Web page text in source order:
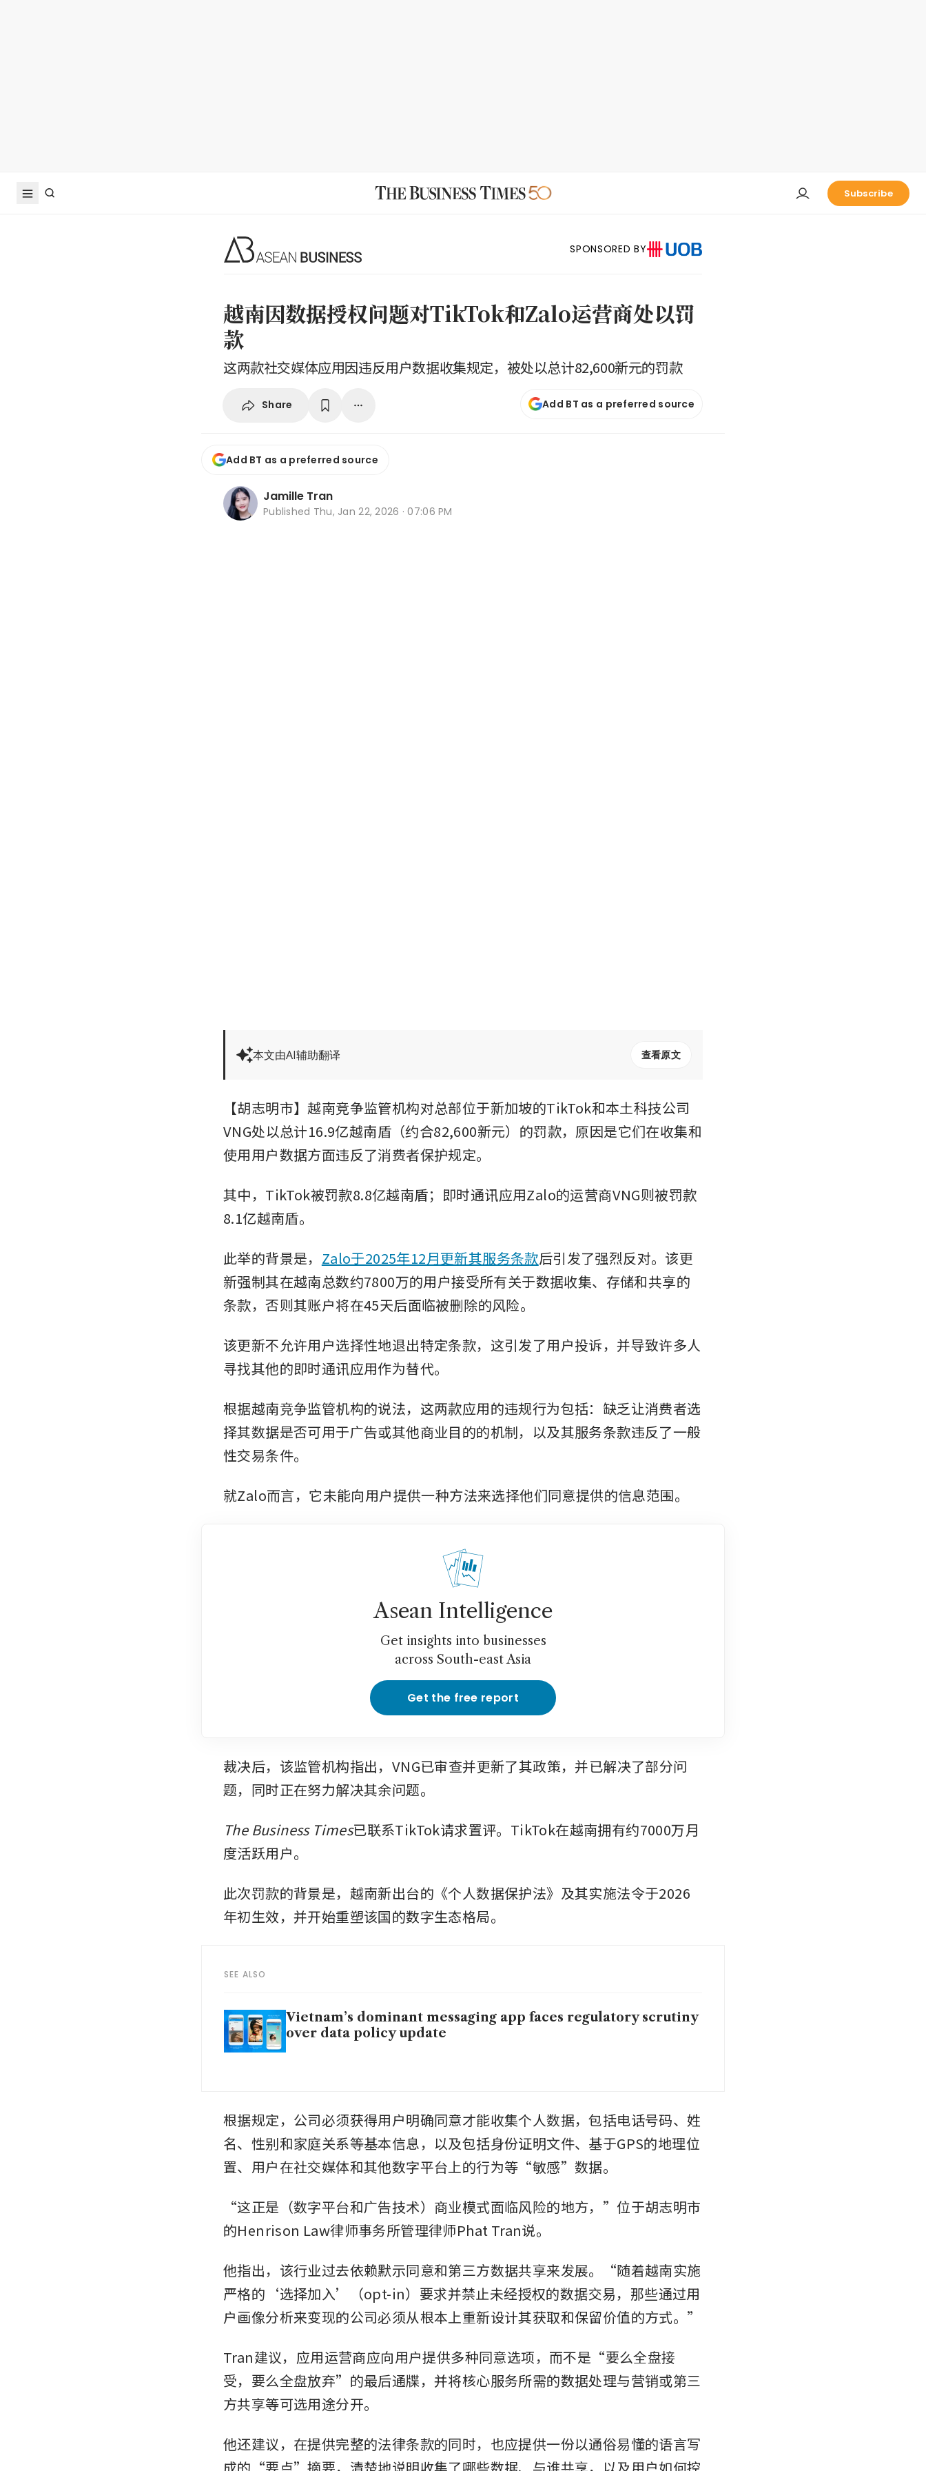
Subscribe
SPONSORED BY
越南因数据授权问题对TikTok和Zalo运营商处以罚
款
这两款社交媒体应用因违反用户数据收集规定，被处以总计82,600新元的罚款
Share Add BT as a preferred source
Add BT as a preferred source
Jamille Tran
Published Thu, Jan 22, 2026 · 07:06 PM
本文由AI辅助翻译 查看原文
【胡志明市】越南竞争监管机构对总部位于新加坡的TikTok和本土科技公司
VNG处以总计16.9亿越南盾（约合82,600新元）的罚款，原因是它们在收集和
使用用户数据方面违反了消费者保护规定。
其中，TikTok被罚款8.8亿越南盾；即时通讯应用Zalo的运营商VNG则被罚款
8.1亿越南盾。
此举的背景是， Zalo于2025年12月更新其服务条款后引发了强烈反对。该更
新强制其在越南总数约7800万的用户接受所有关于数据收集、存储和共享的
条款，否则其账户将在45天后面临被删除的风险。
该更新不允许用户选择性地退出特定条款，这引发了用户投诉，并导致许多人
寻找其他的即时通讯应用作为替代。
根据越南竞争监管机构的说法，这两款应用的违规行为包括：缺乏让消费者选
择其数据是否可用于广告或其他商业目的的机制，以及其服务条款违反了一般
性交易条件。
就Zalo而言，它未能向用户提供一种方法来选择他们同意提供的信息范围。
Asean Intelligence
Get insights into businesses
across South-east Asia
Get the free report
裁决后，该监管机构指出，VNG已审查并更新了其政策，并已解决了部分问
题，同时正在努力解决其余问题。
The Business Times已联系TikTok请求置评。TikTok在越南拥有约7000万月
度活跃用户。
此次罚款的背景是，越南新出台的《个人数据保护法》及其实施法令于2026
年初生效，并开始重塑该国的数字生态格局。
SEE ALSO
Vietnam’s dominant messaging app faces regulatory scrutiny
over data policy update
根据规定，公司必须获得用户明确同意才能收集个人数据，包括电话号码、姓
名、性别和家庭关系等基本信息，以及包括身份证明文件、基于GPS的地理位
置、用户在社交媒体和其他数字平台上的行为等“敏感”数据。
“这正是（数字平台和广告技术）商业模式面临风险的地方，”位于胡志明市
的Henrison Law律师事务所管理律师Phat Tran说。
他指出，该行业过去依赖默示同意和第三方数据共享来发展。“随着越南实施
严格的‘选择加入’（opt-in）要求并禁止未经授权的数据交易，那些通过用
户画像分析来变现的公司必须从根本上重新设计其获取和保留价值的方式。”
Tran建议，应用运营商应向用户提供多种同意选项，而不是“要么全盘接
受，要么全盘放弃”的最后通牒，并将核心服务所需的数据处理与营销或第三
方共享等可选用途分开。
他还建议，在提供完整的法律条款的同时，也应提供一份以通俗易懂的语言写